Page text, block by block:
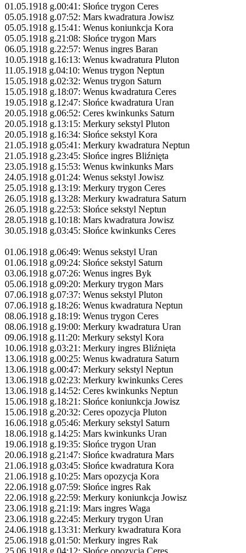
01.05.1918 g.00:41: Słońce trygon Ceres
05.05.1918 g.07:52: Mars kwadratura Jowisz
05.05.1918 g.15:41: Wenus koniunkcja Kora
05.05.1918 g.21:08: Słońce trygon Mars
06.05.1918 g.22:57: Wenus ingres Baran
10.05.1918 g.16:13: Wenus kwadratura Pluton
11.05.1918 g.04:10: Wenus trygon Neptun
15.05.1918 g.02:32: Wenus trygon Saturn
15.05.1918 g.18:07: Wenus kwadratura Ceres
19.05.1918 g.12:47: Słońce kwadratura Uran
20.05.1918 g.06:52: Ceres kwinkunks Saturn
20.05.1918 g.13:15: Merkury sekstyl Pluton
20.05.1918 g.16:34: Słońce sekstyl Kora
21.05.1918 g.05:41: Merkury kwadratura Neptun
21.05.1918 g.23:45: Słońce ingres Bliźnięta
23.05.1918 g.15:53: Wenus kwinkunks Mars
24.05.1918 g.01:24: Wenus sekstyl Jowisz
25.05.1918 g.13:19: Merkury trygon Ceres
26.05.1918 g.13:28: Merkury kwadratura Saturn
26.05.1918 g.22:53: Słońce sekstyl Neptun
28.05.1918 g.10:18: Mars kwadratura Jowisz
30.05.1918 g.03:45: Słońce kwinkunks Ceres
01.06.1918 g.06:49: Wenus sekstyl Uran
01.06.1918 g.09:24: Słońce sekstyl Saturn
03.06.1918 g.07:26: Wenus ingres Byk
05.06.1918 g.09:20: Merkury trygon Mars
07.06.1918 g.07:37: Wenus sekstyl Pluton
07.06.1918 g.18:26: Wenus kwadratura Neptun
08.06.1918 g.18:19: Wenus trygon Ceres
08.06.1918 g.19:00: Merkury kwadratura Uran
09.06.1918 g.11:20: Merkury sekstyl Kora
10.06.1918 g.03:21: Merkury ingres Bliźnięta
13.06.1918 g.00:25: Wenus kwadratura Saturn
13.06.1918 g.00:47: Merkury sekstyl Neptun
13.06.1918 g.02:23: Merkury kwinkunks Ceres
13.06.1918 g.14:52: Ceres kwinkunks Neptun
15.06.1918 g.18:21: Słońce koniunkcja Jowisz
15.06.1918 g.20:32: Ceres opozycja Pluton
16.06.1918 g.05:46: Merkury sekstyl Saturn
18.06.1918 g.14:25: Mars kwinkunks Uran
19.06.1918 g.19:35: Słońce trygon Uran
20.06.1918 g.21:47: Słońce kwadratura Mars
21.06.1918 g.03:45: Słońce kwadratura Kora
21.06.1918 g.10:25: Mars opozycja Kora
22.06.1918 g.07:59: Słońce ingres Rak
22.06.1918 g.22:59: Merkury koniunkcja Jowisz
23.06.1918 g.21:19: Mars ingres Waga
23.06.1918 g.22:45: Merkury trygon Uran
24.06.1918 g.13:31: Merkury kwadratura Kora
25.06.1918 g.01:50: Merkury ingres Rak
25.06.1918 g.04:12: Słońce opozycja Ceres